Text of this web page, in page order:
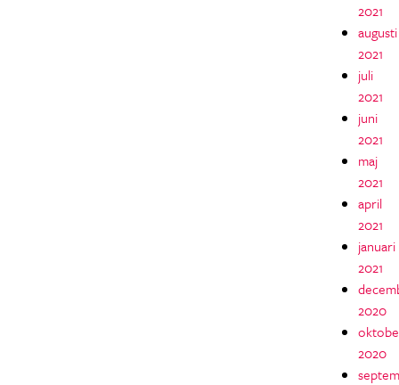
2021
augusti
2021
juli
2021
juni
2021
maj
2021
april
2021
januari
2021
2020
2020